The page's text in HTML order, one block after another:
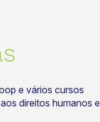
e vários cursos
direitos humanos e